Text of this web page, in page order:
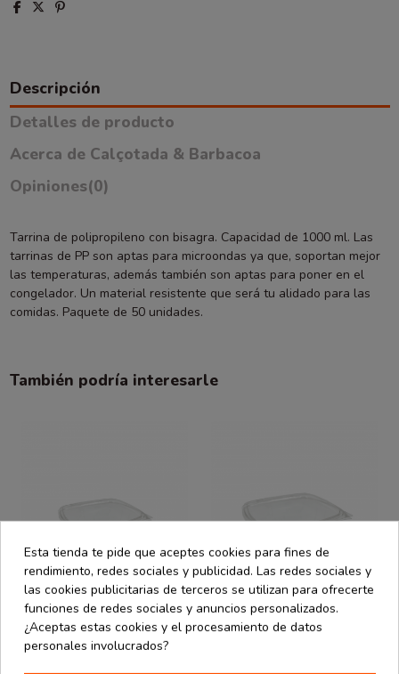
Descripción
Detalles de producto
Acerca de Calçotada & Barbacoa
Opiniones(0)
Tarrina de polipropileno con bisagra. Capacidad de 1000 ml. Las
tarrinas de PP son aptas para microondas ya que, soportan mejor
las temperaturas, además también son aptas para poner en el
congelador. Un material resistente que será tu alidado para las
comidas. Paquete de 50 unidades.
También podría interesarle
Take Away
Tarrina de Tarrina PET
Esta tienda te pide que aceptes cookies para fines de
rendimiento, redes sociales y publicidad. Las redes sociales y
las cookies publicitarias de terceros se utilizan para ofrecerte
funciones de redes sociales y anuncios personalizados.
¿Aceptas estas cookies y el procesamiento de datos
personales involucrados?